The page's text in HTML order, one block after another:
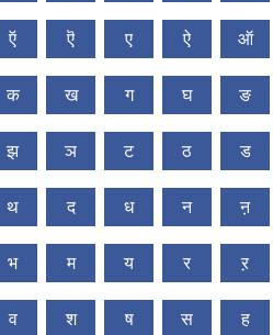
ऍ ऎ ए ऐ ऑ
क ख ग घ ङ
झ ञ ट ठ ड
थ द ध न ऩ
भ म य र ऱ
व श ष स ह